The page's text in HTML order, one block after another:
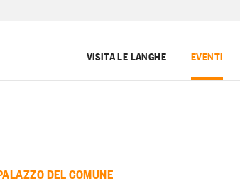
VISITA LE LANGHE EVENTI
DEL COMUNE